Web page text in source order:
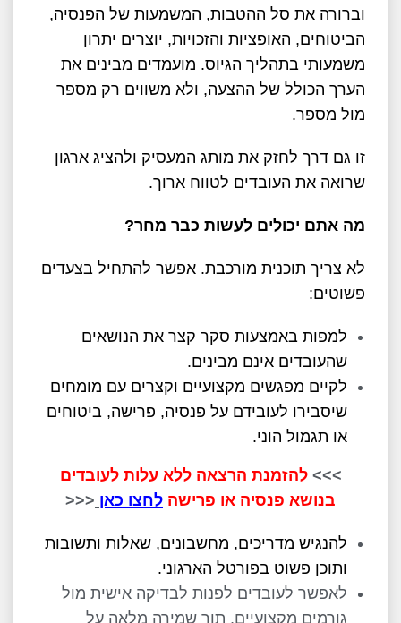
וברורה את סל ההטבות, המשמעות של הפנסיה,
הביטוחים, האופציות והזכויות, יוצרים יתרון
משמעותי בתהליך הגיוס. מועמדים מבינים את
הערך הכולל של ההצעה, ולא משווים רק מספר
מול מספר.
זו גם דרך לחזק את מותג המעסיק ולהציג ארגון
שרואה את העובדים לטווח ארוך.
מה אתם יכולים לעשות כבר מחר?
לא צריך תוכנית מורכבת. אפשר להתחיל בצעדים
פשוטים:
למפות באמצעות סקר קצר את הנושאים
שהעובדים אינם מבינים.
לקיים מפגשים מקצועיים וקצרים עם מומחים
שיסבירו לעובידם על פנסיה, פרישה, ביטוחים
או תגמול הוני.
>>>להזמנת הרצאה ללא עלות לעובדים
בנושא פנסיה או פרישה לחצו כאן <<<
להנגיש מדריכים, מחשבונים, שאלות ותשובות
ותוכן פשוט בפורטל הארגוני.
לאפשר לעובדים לפנות לבדיקה אישית מול
גורמים מקצועיים, תוך שמירה מלאה על